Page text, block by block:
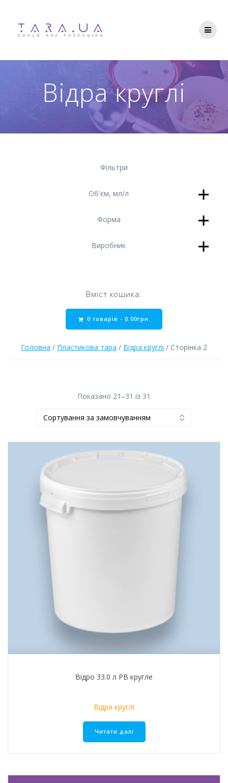
Відра круглі
Фільтри
Об'єм, мл/л
Форма
Виробник
Вміст кошика:
0 товарів - 0.00грн.
Головна / Пластикова тара / Відра круглі / Сторінка 2
Показано 21–31 із 31
Відро 33.0 л PB кругле
Відра круглі
Читати далі